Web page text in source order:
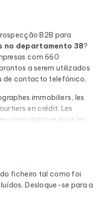
B2B para
no departamento 38?
com 660
a serem utilizados
de contacto telefónico.
immobiliers, les
en crédit. Les
prescriptrices pour les
les artisans du
uma verificação
antes de ser
caixas de correio cheias
Resultado: uma
ficheiro tal como foi
Desloque-se para a